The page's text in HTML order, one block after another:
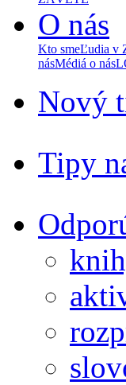
O nás
Kto smeĽudia v
násMédiá o nás
Nový
Tipy